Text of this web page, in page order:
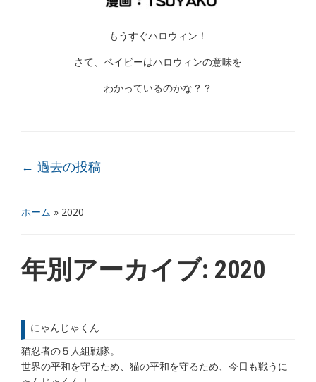
ホーム » 2020
年別アーカイブ: 2020
にゃんじゃくん
猫忍者の５人組戦隊。
世界の平和を守るため、猫の平和を守るため、今日も戦うに
もうすぐハロウィン！
さて、ベイビーはハロウィンの意味を
わかっているのかな？？
投稿ナビゲーション
← 過去の投稿